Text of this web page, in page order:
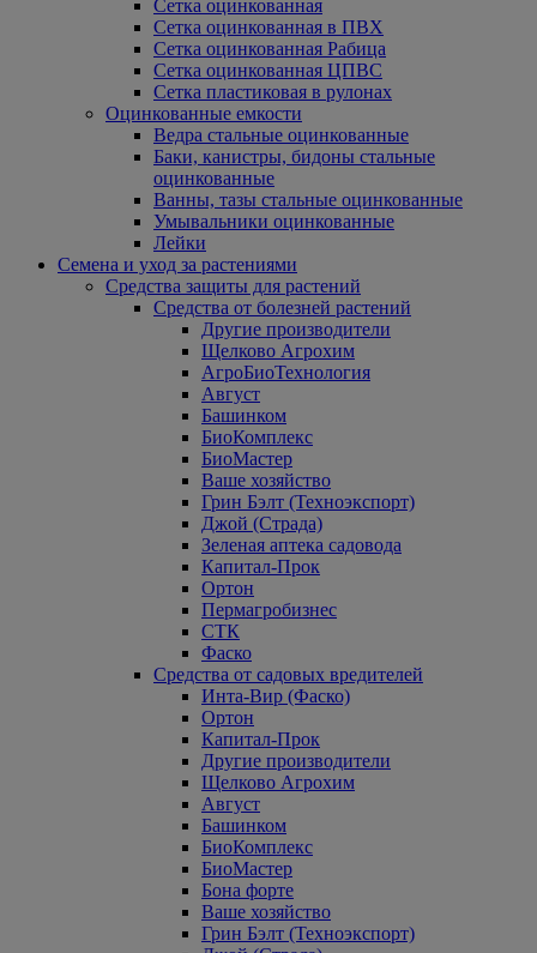
Сетка оцинкованная
Сетка оцинкованная в ПВХ
Сетка оцинкованная Рабица
Сетка оцинкованная ЦПВС
Сетка пластиковая в рулонах
Оцинкованные емкости
Ведра стальные оцинкованные
Баки, канистры, бидоны стальные
оцинкованные
Ванны, тазы стальные оцинкованные
Умывальники оцинкованные
Лейки
Семена и уход за растениями
Средства защиты для растений
Средства от болезней растений
Другие производители
Щелково Агрохим
АгроБиоТехнология
Август
Башинком
БиоКомплекс
БиоМастер
Ваше хозяйство
Грин Бэлт (Техноэкспорт)
Джой (Страда)
Зеленая аптека садовода
Капитал-Прок
Ортон
Пермагробизнес
СТК
Фаско
Средства от садовых вредителей
Инта-Вир (Фаско)
Ортон
Капитал-Прок
Другие производители
Щелково Агрохим
Август
Башинком
БиоКомплекс
БиоМастер
Бона форте
Ваше хозяйство
Грин Бэлт (Техноэкспорт)